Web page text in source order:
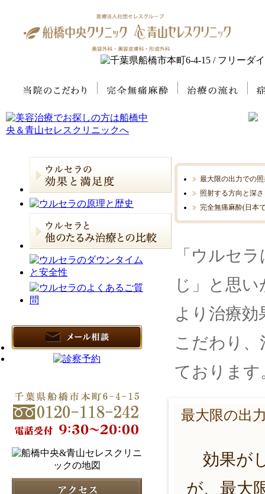
最大限の出力での
照射する方向と深さ
完全無痛麻酔(日本
「ウルセ
じ」と思
より治療
こだわり
ております
最大限の出
効果が
が、最大